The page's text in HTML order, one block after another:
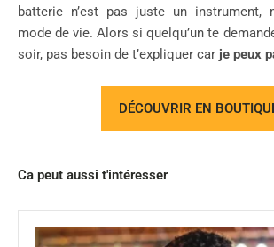
batterie n’est pas juste un instrument,
mode de vie. Alors si quelqu’un te
soir, pas besoin de t’expliquer car je peux
DÉCOUVRIR EN
Ca peut aussi t'intéresser